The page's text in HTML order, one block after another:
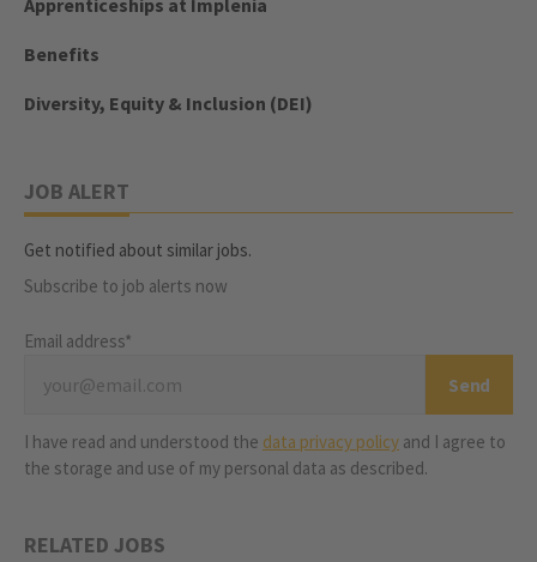
Apprenticeships at Implenia
Benefits
Diversity, Equity & Inclusion (DEI)
JOB ALERT
Get notified about similar jobs.
Subscribe to job alerts now
Email address*
I have read and understood the data privacy policy and I agree to
the storage and use of my personal data as described.
RELATED JOBS